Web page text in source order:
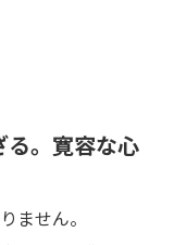
る。寛容な心
ません。